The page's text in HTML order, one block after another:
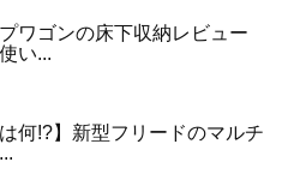
ワゴンの床下収納レビュー
い...
は何!?】新型フリードのマルチ